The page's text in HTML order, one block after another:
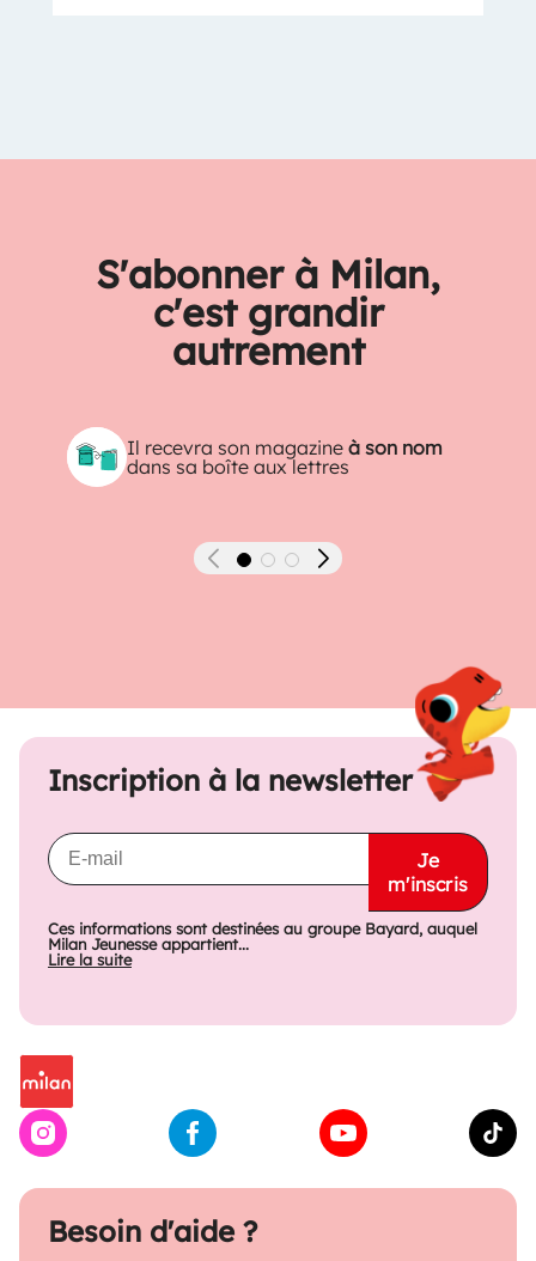
S'abonner à Milan,
c'est grandir
autrement
Il recevra son magazineà son nom
dans sa boîte aux lettres
Précédent Suivant
Besoin d'aide ?
Inscription à la newsletter
Je
m'inscris
Ces informations sont destinées au groupe Bayard, auquel
Milan Jeunesse appartient...
Lire la suite